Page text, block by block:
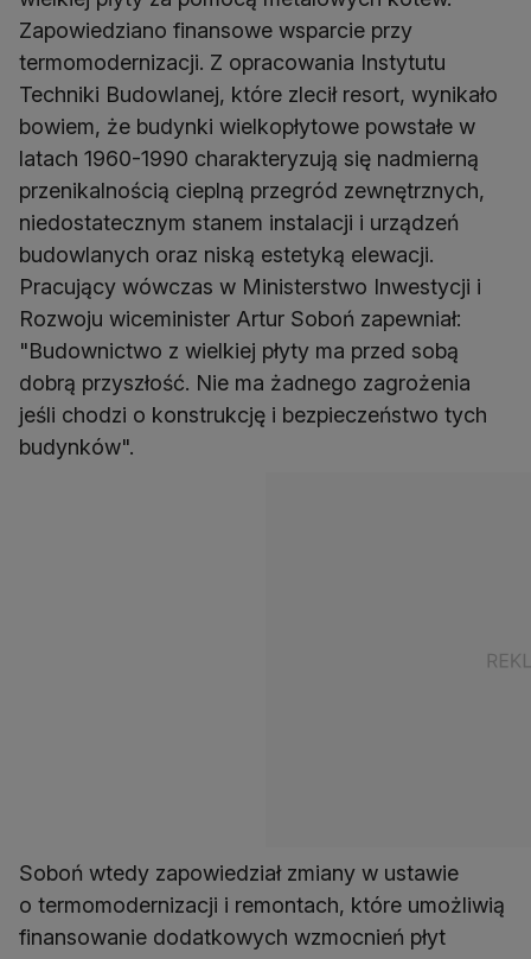
Zapowiedziano finansowe wsparcie przy
termomodernizacji. Z opracowania Instytutu
Techniki Budowlanej, które zlecił resort, wynikało
bowiem, że budynki wielkopłytowe powstałe w
latach 1960-1990 charakteryzują się nadmierną
przenikalnością cieplną przegród zewnętrznych,
niedostatecznym stanem instalacji i urządzeń
budowlanych oraz niską estetyką elewacji.
Pracujący wówczas w Ministerstwo Inwestycji i
Rozwoju wiceminister Artur Soboń zapewniał:
"Budownictwo z wielkiej płyty ma przed sobą
dobrą przyszłość. Nie ma żadnego zagrożenia
jeśli chodzi o konstrukcję i bezpieczeństwo tych
budynków".
Soboń wtedy zapowiedział zmiany w ustawie
o termomodernizacji i remontach, które umożliwią
finansowanie dodatkowych wzmocnień płyt